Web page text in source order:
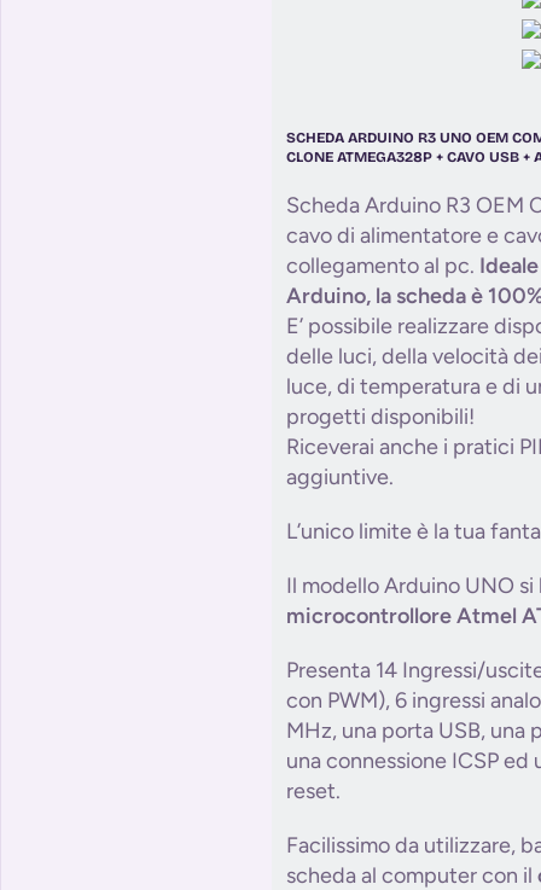
SCHEDA ARDUINO R3 UNO OEM
CLONE ATMEGA328P + CAVO USB +
Scheda Arduino R3 OEM
cavo di alimentatore e
collegamento al pc.
Arduino, la scheda è
E’ possibile realizzare
delle luci, della velocità
luce, di temperatura e di
progetti disponibili!
Riceverai anche i pratici
aggiuntive.
L’unico limite è la tua
Il modello Arduino UNO si
microcontrollore Atmel
Presenta 14 Ingressi/
con PWM), 6 ingressi
MHz, una porta USB, una
una connessione ICSP
reset.
Facilissimo da utilizzare,
scheda al computer con il